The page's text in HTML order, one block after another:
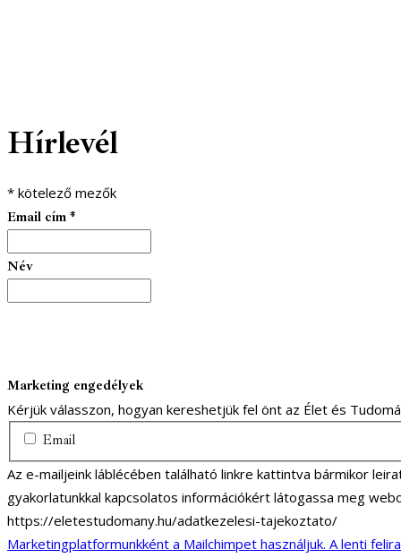
Hírlevél
* kötelező mezők
Email cím *
Név
Marketing engedélyek
Kérjük válasszon, hogyan kereshetjük fel önt az Élet és
Email
Az e-mailjeink láblécében található linkre kattintva bármikor
gyakorlatunkkal kapcsolatos információkért látogassa meg
https://eletestudomany.hu/adatkezelesi-tajekoztato/
Marketingplatformunkként a Mailchimpet használjuk. A lenti